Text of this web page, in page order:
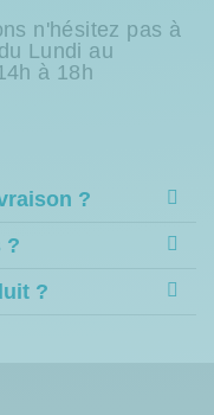
n'hésitez pas à
Lundi au
à 18h
?
?
?